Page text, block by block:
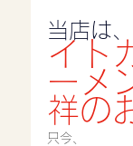
当店は、
イト
ーメ
祥の
只今、